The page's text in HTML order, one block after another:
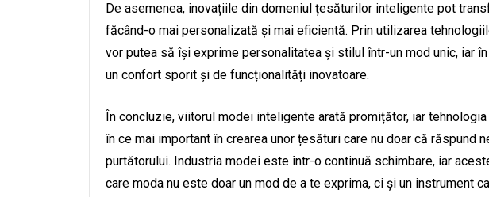
De asemenea, inovațiile din domeniul țesăturilor inteligente pot
făcând-o mai personalizată și mai eficientă. Prin utilizarea
vor putea să își exprime personalitatea și stilul într-un mod unic, iar
un confort sporit și de funcționalități inovatoare.
În concluzie, viitorul modei inteligente arată promițător, iar
în ce mai important în crearea unor țesături care nu doar că răspund
purtătorului. Industria modei este într-o continuă schimbare, iar
care moda nu este doar un mod de a te exprima, ci și un instrument